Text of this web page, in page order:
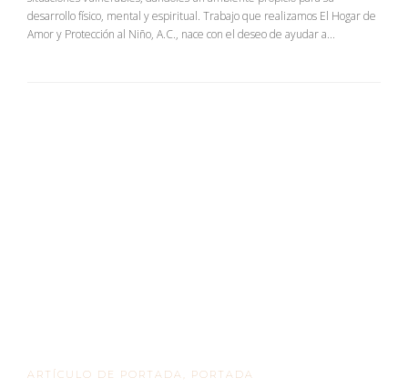
desarrollo físico, mental y espiritual. Trabajo que realizamos El Hogar de
Amor y Protección al Niño, A.C., nace con el deseo de ayudar a...
ARTÍCULO DE PORTADA PORTADA